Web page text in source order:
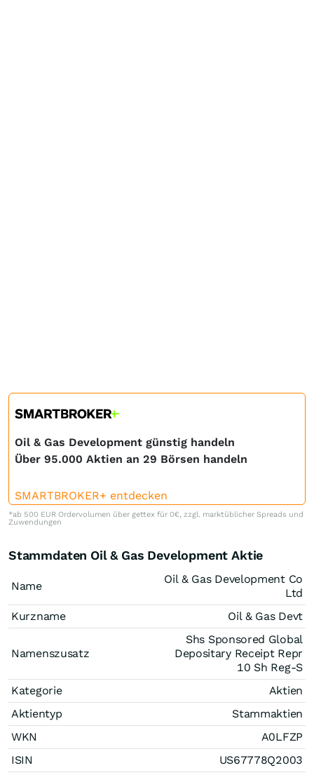
Oil & Gas Development günstig handeln
Über 95.000 Aktien an 29 Börsen handeln
SMARTBROKER+ entdecken
*ab 500 EUR Ordervolumen über gettex für 0€, zzgl. marktüblicher Spreads und
Zuwendungen
Stammdaten Oil & Gas Development Aktie
Name
Oil & Gas Development Co
Ltd
Kurzname
Oil & Gas Devt
Namenszusatz
Shs Sponsored Global
Depositary Receipt Repr
10 Sh Reg-S
Kategorie
Aktien
Aktientyp
Stammaktien
WKN
A0LFZP
ISIN
US67778Q2003